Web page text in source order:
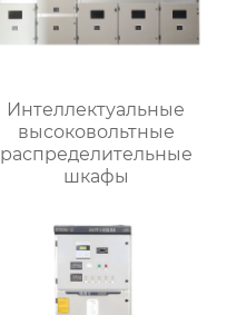
Интеллектуальные
высоковольтные
распределительные
шкафы